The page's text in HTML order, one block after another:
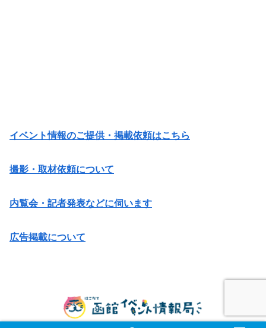
イベント情報のご提供・掲載依頼はこちら
撮影・取材依頼について
内覧会・記者発表などに伺います
広告掲載について